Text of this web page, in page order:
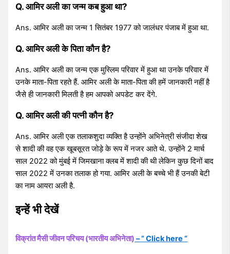
Q. आमिर अली का जन्म कब हुआ था?
Ans. आमिर अली का जन्म 1 सितंबर 1977 को जालंधर पंजाब में हुआ था.
Q. आमिर अली के पिता कौन है?
Ans. आमिर अली का जन्म एक मुस्लिम परिवार में हुआ था उनके परिवार में
उनके माता-पिता रहते हैं. आमिर अली के माता-पिता की हमें जानकारी नहीं है
जैसे ही जानकारी मिलती है हम आपको अपडेट कर देंगे.
Q. आमिर अली की पत्नी कौन है?
Ans. आमिर अली एक तलाकशुदा व्यक्ति है उन्होंने अभिनेत्री संजीदा शेख
से शादी की वह एक खूबसूरत जोड़े के रूप में नजर आते थे. उन्होंने 2 मार्च
साल 2022 को मुंबई में जिमखाना क्लब में शादी की थी लेकिन कुछ दिनों बाद
साल 2022 में उनका तलाक हो गया. आमिर अली के बच्चे भी हैं उनकी बेटी
का नाम आयरा अली है.
इन्हें भी देखें
विक्रांत मैसी जीवन परिचय (भारतीय अभिनेता) – ” Click here “